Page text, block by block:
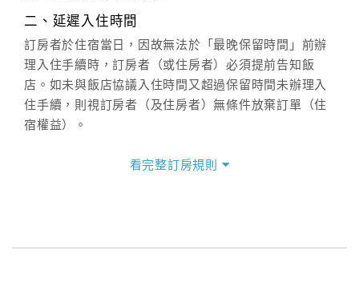
(07)9682715 。
二、延遲入住時間
訂房者於住宿當日，因故無法於「最晚保留時間」前辦
理入住手續時，訂房者（或住房者）必須提前告知飯
店。如未與飯店協議入住時間又超過保留時間未辦理入
住手續，則視訂房者（及住房者）無條件放棄訂單（住
宿權益）。
四、訂單異動
看完整訂房規則